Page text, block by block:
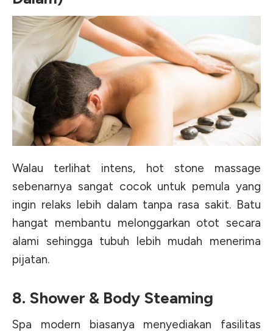
Walau terlihat intens, hot stone massage
sebenarnya sangat cocok untuk pemula yang
ingin relaks lebih dalam tanpa rasa sakit. Batu
hangat membantu melonggarkan otot secara
alami sehingga tubuh lebih mudah menerima
pijatan.
8. Shower & Body Steaming
Spa modern biasanya menyediakan fasilitas